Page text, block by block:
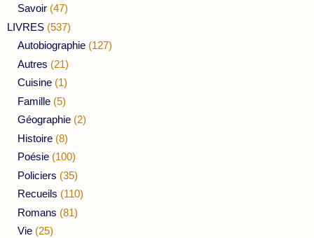
Savoir (47)
LIVRES (537)
Autobiographie (127)
Autres (21)
Cuisine (1)
Famille (5)
Géographie (2)
Histoire (8)
Poésie (100)
Policiers (35)
Recueils (110)
Romans (81)
Vie (25)